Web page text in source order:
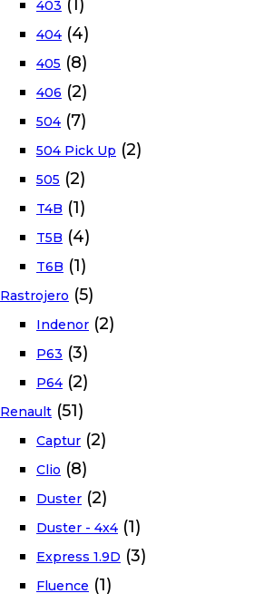
403 (1)
404 (4)
405 (8)
406 (2)
504 (7)
504 Pick Up (2)
505 (2)
T4B (1)
T5B (4)
T6B (1)
Rastrojero (5)
Indenor (2)
P63 (3)
P64 (2)
Renault (51)
Captur (2)
Clio (8)
Duster (2)
Duster - 4x4 (1)
Express 1.9D (3)
Fluence (1)